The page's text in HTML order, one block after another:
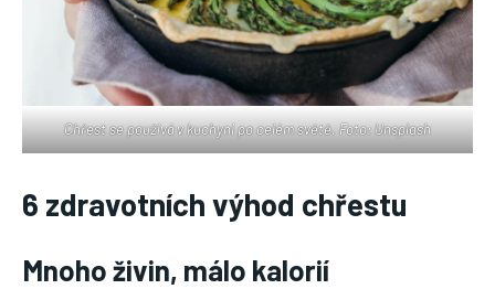
Chřest se používá v kuchyni po celém světě. Foto: Unsplash
6 zdravotních výhod chřestu
Mnoho živin, málo kalorií